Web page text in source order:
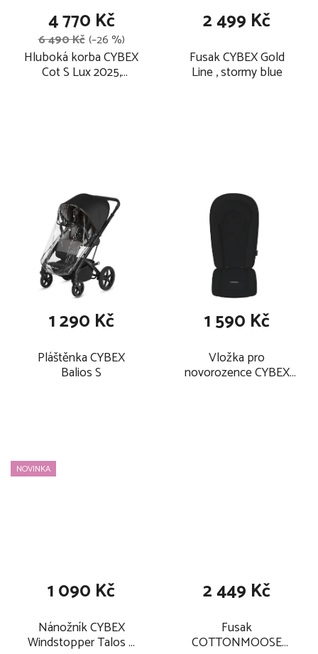
Hluboká korba CYBEX
Cot S Lux 2025,
4 770 Kč
6 490 Kč (–26 %)
Fusak CYBEX Gold
Line , stormy blue
2 499 Kč
Pláštěnka CYBEX
Balios S
1 290 Kč
Vložka pro
novorozence CYBEX
1 590 Kč
NOVINKA
Nánožník CYBEX
Windstopper Talos S
1 090 Kč
Fusak
COTTONMOOSE
2 449 Kč